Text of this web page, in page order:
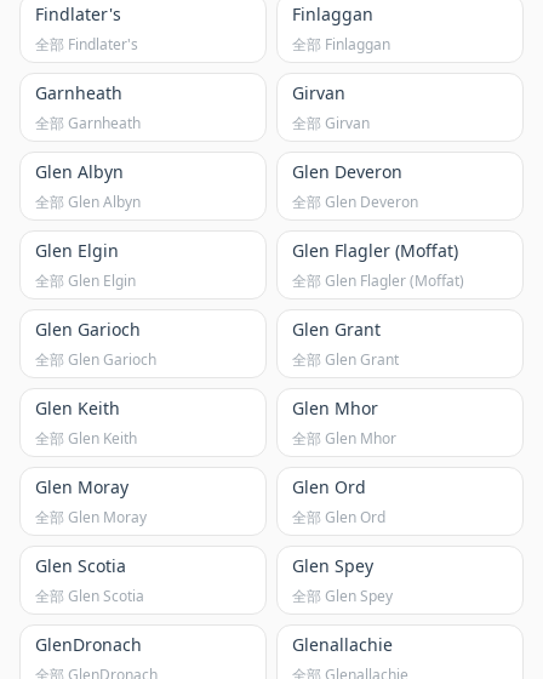
Findlater's
全部 Findlater's
Finlaggan
全部 Finlaggan
Garnheath
全部 Garnheath
Girvan
全部 Girvan
Glen Albyn
全部 Glen Albyn
Glen Deveron
全部 Glen Deveron
Glen Elgin
全部 Glen Elgin
Glen Flagler (Moffat)
全部 Glen Flagler (Moffat)
Glen Garioch
全部 Glen Garioch
Glen Grant
全部 Glen Grant
Glen Keith
全部 Glen Keith
Glen Mhor
全部 Glen Mhor
Glen Moray
全部 Glen Moray
Glen Ord
全部 Glen Ord
Glen Scotia
全部 Glen Scotia
Glen Spey
全部 Glen Spey
GlenDronach
全部 GlenDronach
Glenallachie
全部 Glenallachie